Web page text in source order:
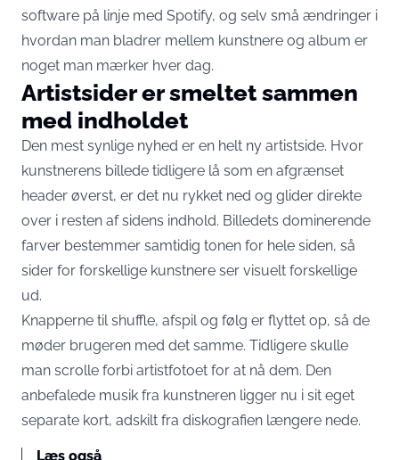
software på linje med Spotify, og selv små ændringer i
hvordan man bladrer mellem kunstnere og album er
noget man mærker hver dag.
Artistsider er smeltet sammen
med indholdet
Den mest synlige nyhed er en helt ny artistside. Hvor
kunstnerens billede tidligere lå som en afgrænset
header øverst, er det nu rykket ned og glider direkte
over i resten af sidens indhold. Billedets dominerende
farver bestemmer samtidig tonen for hele siden, så
sider for forskellige kunstnere ser visuelt forskellige
ud.
Knapperne til shuffle, afspil og følg er flyttet op, så de
møder brugeren med det samme. Tidligere skulle
man scrolle forbi artistfotoet for at nå dem. Den
anbefalede musik fra kunstneren ligger nu i sit eget
separate kort, adskilt fra diskografien længere nede.
Læs også